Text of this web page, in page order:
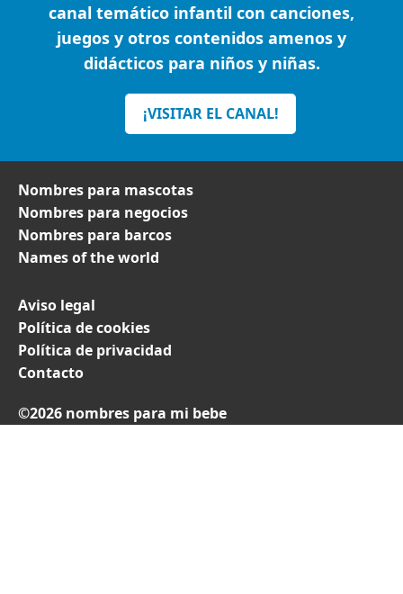
canal temático infantil con canciones,
juegos y otros contenidos amenos y
didácticos para niños y niñas.
¡VISITAR EL CANAL!
Nombres para mascotas
Nombres para negocios
Nombres para barcos
Names of the world
Aviso legal
Política de cookies
Política de privacidad
Contacto
©2026 nombres para mi bebe